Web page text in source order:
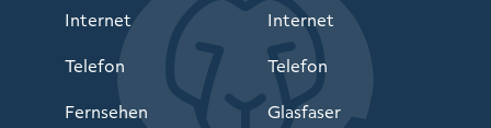
Internet
Telefon
Fernsehen
Internet
Telefon
Glasfaser